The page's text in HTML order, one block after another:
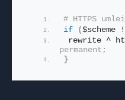
# HTTPS
if
($scheme
rewrite ^
permanent;
}